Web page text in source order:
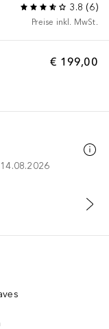
3.8 (6)
Preise inkl. MwSt.
€ 199,00